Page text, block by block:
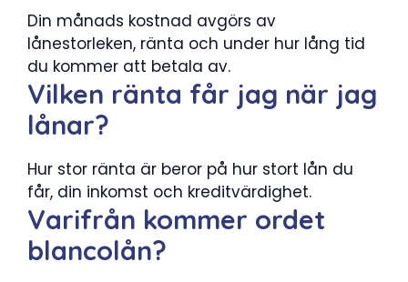
Din månads kostnad avgörs av
lånestorleken, ränta och under hur lång tid
du kommer att betala av.
Vilken ränta får jag när jag
lånar?
Hur stor ränta är beror på hur stort lån du
får, din inkomst och kreditvärdighet.
Varifrån kommer ordet
blancolån?